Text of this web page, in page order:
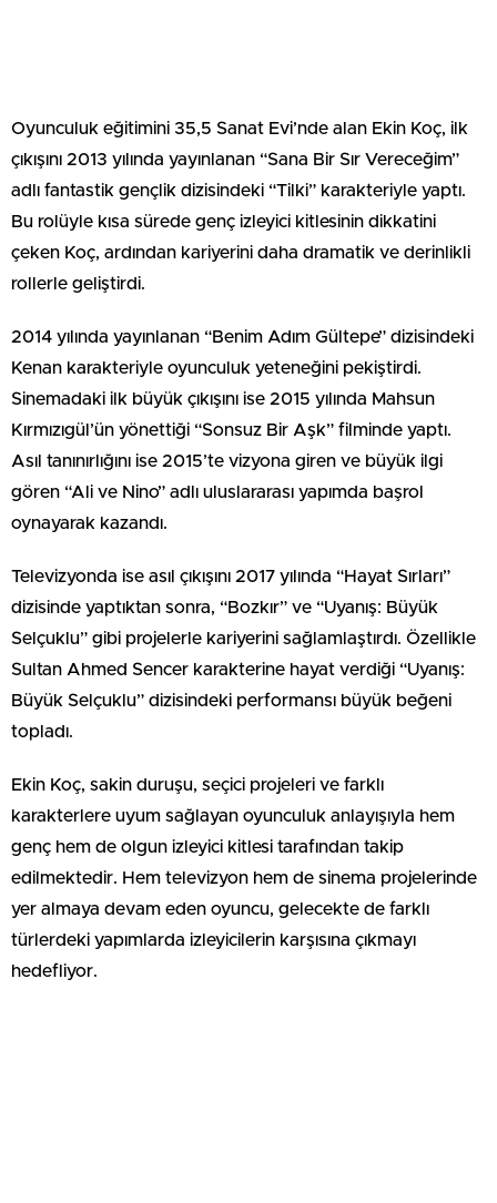
Oyunculuk eğitimini 35,5 Sanat Evi’nde alan Ekin Koç, ilk
çıkışını 2013 yılında yayınlanan “Sana Bir Sır Vereceğim”
adlı fantastik gençlik dizisindeki “Tilki” karakteriyle yaptı.
Bu rolüyle kısa sürede genç izleyici kitlesinin dikkatini
çeken Koç, ardından kariyerini daha dramatik ve derinlikli
rollerle geliştirdi.
2014 yılında yayınlanan “Benim Adım Gültepe” dizisindeki
Kenan karakteriyle oyunculuk yeteneğini pekiştirdi.
Sinemadaki ilk büyük çıkışını ise 2015 yılında Mahsun
Kırmızıgül’ün yönettiği “Sonsuz Bir Aşk” filminde yaptı.
Asıl tanınırlığını ise 2015’te vizyona giren ve büyük ilgi
gören “Ali ve Nino” adlı uluslararası yapımda başrol
oynayarak kazandı.
Televizyonda ise asıl çıkışını 2017 yılında “Hayat Sırları”
dizisinde yaptıktan sonra, “Bozkır” ve “Uyanış: Büyük
Selçuklu” gibi projelerle kariyerini sağlamlaştırdı. Özellikle
Sultan Ahmed Sencer karakterine hayat verdiği “Uyanış:
Büyük Selçuklu” dizisindeki performansı büyük beğeni
topladı.
Ekin Koç, sakin duruşu, seçici projeleri ve farklı
karakterlere uyum sağlayan oyunculuk anlayışıyla hem
genç hem de olgun izleyici kitlesi tarafından takip
edilmektedir. Hem televizyon hem de sinema projelerinde
yer almaya devam eden oyuncu, gelecekte de farklı
türlerdeki yapımlarda izleyicilerin karşısına çıkmayı
hedefliyor.